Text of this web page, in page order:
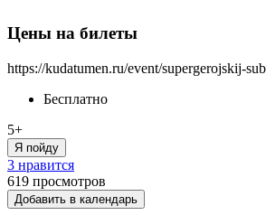
Цены на билеты
https://kudatumen.ru/event/supergerojskij-
Бесплатно
5+
Я пойду
3 нравится
619 просмотров
Добавить в календарь